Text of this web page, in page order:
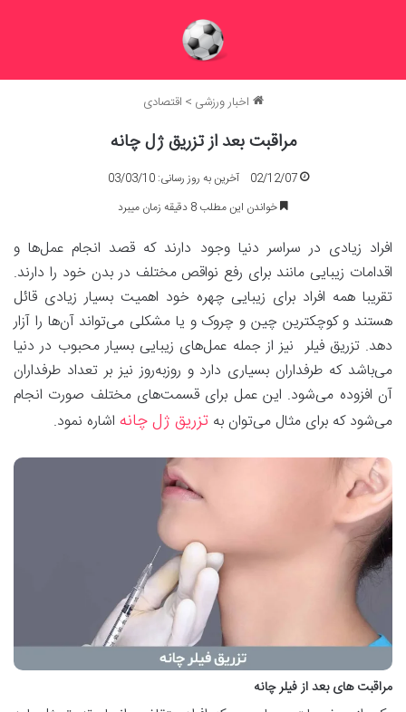
اخبار ورزشی > اقتصادی
مراقبت بعد از تزریق ژل چانه
02/12/07
آخرین به روز رسانی: 03/03/10
خواندن این مطلب 8 دقیقه زمان میبرد
افراد زیادی در سراسر دنیا وجود دارند که قصد انجام عمل‌ها و
اقدامات زیبایی مانند برای رفع نواقص مختلف در بدن خود را دارند.
تقریبا همه افراد برای زیبایی چهره خود اهمیت بسیار زیادی قائل
هستند و کوچکترین چین و چروک و یا مشکلی می‌تواند آن‌ها را آزار
دهد. تزریق فیلر نیز از جمله عمل‌های زیبایی بسیار محبوب در دنیا
می‌باشد که طرفداران بسیاری دارد و روزبه‌روز نیز بر تعداد طرفداران
آن افزوده می‌شود. این عمل برای قسمت‌های مختلف صورت انجام
می‌شود که برای مثال می‌توان به تزریق ژل چانه اشاره نمود.
مراقبت های بعد از فیلر چانه